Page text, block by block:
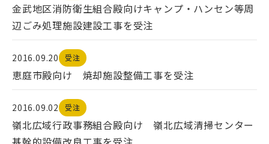
金武地区消防衛生組合殿向けキャンプ・ハンセン等周
辺ごみ処理施設建設工事を受注
2016.09.20 受注
恵庭市殿向け 焼却施設整備工事を受注
2016.09.02 受注
嶺北広域行政事務組合殿向け 嶺北広域清掃センター